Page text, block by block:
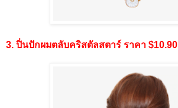
3. ปิ่นปักผมตลับคริสตัลสตาร์ ราคา $10.90